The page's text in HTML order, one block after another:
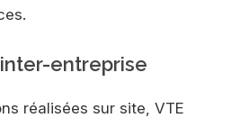
entreprise
réalisées sur site, VTE